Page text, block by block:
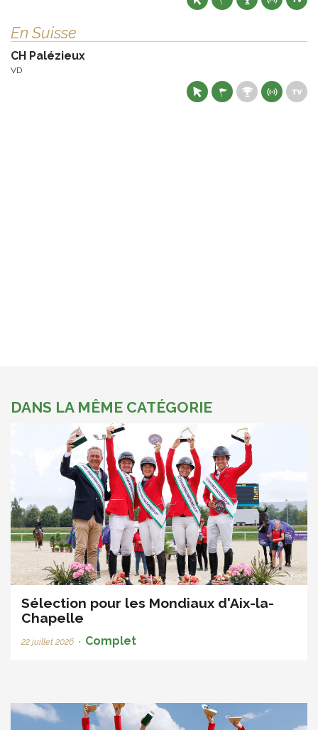
En Suisse
CH Palézieux
VD
DANS LA MÊME CATÉGORIE
Sélection pour les Mondiaux d'Aix-la-
Chapelle
22 juillet 2026 • Complet